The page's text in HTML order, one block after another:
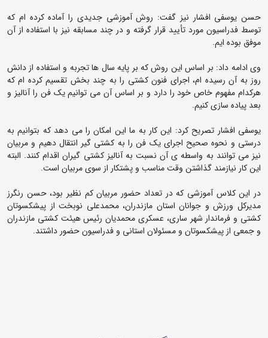
حسن یوسفی افشار نیز گفت: روش آموزشی جدیدی را آماده کرده ام که
توسط فدراسیون مورد تأیید قرار گرفته و در چند مسابقه نیز با استفاده از آن
موفق بوده ایم.
وی ادامه داد: بر اساس این روش که بر پایه سال ها تجربه و استفاده از دانش
روز به آن رسیده ام، اجرای فنون کشتی را به چند بخش تقسیم کرده ام که
هرکدام مفهوم خاص خود را دارد و بر اساس آن می توانیم یک فن را آنالیز و
بعد پیاده سازی کنیم.
یوسفی افشار تصریح کرد: این کار به ما این امکان را می دهد که بتوانیم به
درستی و نحوه صحیح اجرای یک فن را به کشتی گیر انتقال دهیم و مربیان
نیز می توانند به واسطه ی آن نسبت به آنالیز کشتی گیران اقدام کنند. البته
این کار نیازمند گذاشتن وقت مناسب و پشتکار از سوی مربیان است.
در این کلاس آموزشی که در تعداد حضور مربیان کم نظیر بود، حسن رنگرز
مدیرکل ورزش و جوانان استان مازندران، محمدعلی نوبخت از پیشکسوتان
کشتی و فرماندار شهر ساری، عسکری محمدیان رئیس هیئت کشتی مازندران
و جمعی از پیشکسوتان و مسئولان استانی و فدراسیون حضور داشتند.